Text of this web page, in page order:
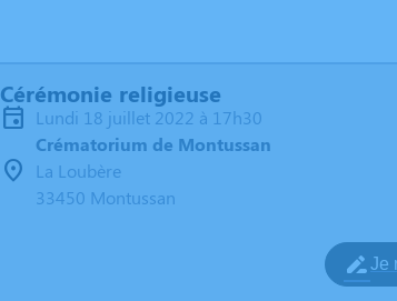
Cérémonie religieuse
lundi 18 juillet 2022 à 17h30
Crématorium de Montussan
La Loubère
33450 Montussan
Je